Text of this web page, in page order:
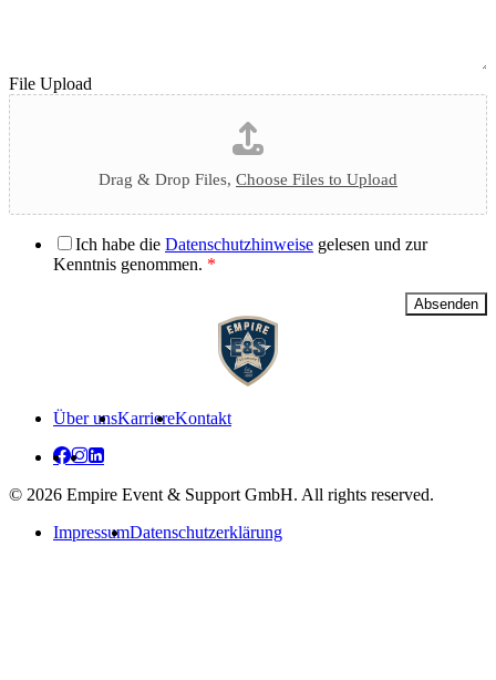
File Upload
Drag & Drop Files, Choose Files to Upload
Ich habe die Datenschutzhinweise gelesen und zur
Kenntnis genommen. *
Absenden
Über unsKarriereKontakt
© 2026 Empire Event & Support GmbH. All rights reserved.
ImpressumDatenschutzerklärung